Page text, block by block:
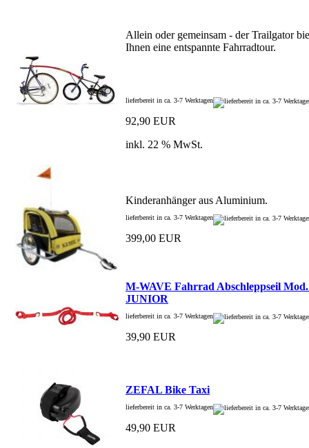
Allein oder gemeinsam - der Trailgator
Ihnen eine entspannte Fahrradtour.
lieferbereit in ca. 3-7 Werktagen
92,90 EUR
inkl. 22 % MwSt.
Kinderanhänger aus Aluminium.
lieferbereit in ca. 3-7 Werktagen
399,00 EUR
M-WAVE Fahrrad Abschleppseil
JUNIOR
lieferbereit in ca. 3-7 Werktagen
39,90 EUR
ZEFAL Bike Taxi
lieferbereit in ca. 3-7 Werktagen
49,90 EUR